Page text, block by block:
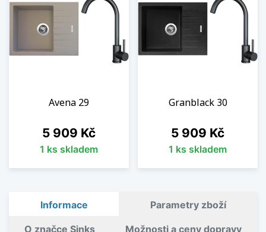
Avena 29
Cena
5 909 Kč
1 ks skladem
Granblack 30
Cena
5 909 Kč
1 ks skladem
Informace Parametry zboží
O značce Sinks Možnosti a ceny dopravy